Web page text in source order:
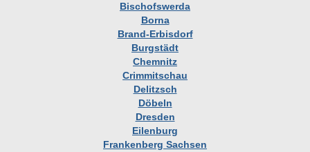
Bischofswerda
Borna
Brand-Erbisdorf
Burgstädt
Chemnitz
Crimmitschau
Delitzsch
Döbeln
Dresden
Eilenburg
Frankenberg Sachsen